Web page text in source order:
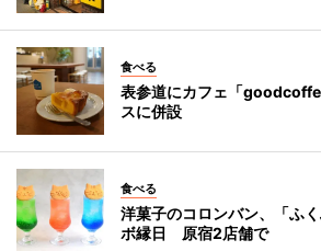
食べる
表参道にカフェ「
スに併設
食べる
洋菓子のコロンバン、「ふ
ボ縁日 原宿2店舗で